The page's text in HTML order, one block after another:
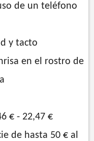
de un teléfono
y tacto
en el rostro de
€ - 22,47 €
de hasta 50 € al